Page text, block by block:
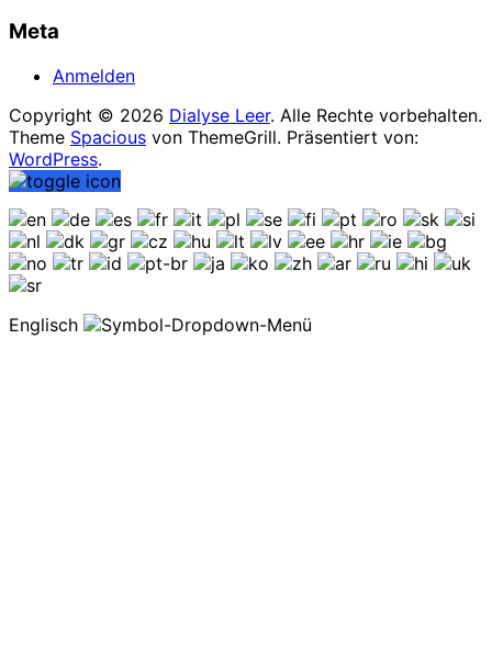
Meta
Anmelden
Copyright © 2026 Dialyse Leer. Alle Rechte vorbehalten.
Theme Spacious von ThemeGrill. Präsentiert von:
WordPress.
Englisch